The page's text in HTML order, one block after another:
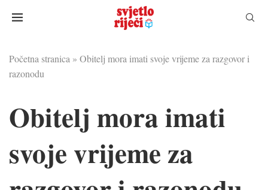
Početna stranica » Obitelj mora imati svoje vrijeme za razgovor i
razonodu
Obitelj mora imati
svoje vrijeme za